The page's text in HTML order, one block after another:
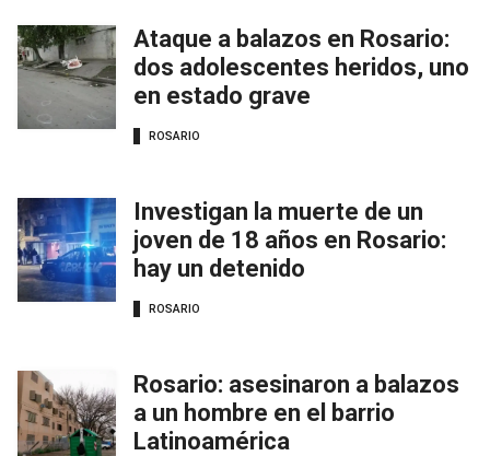
Ataque a balazos en Rosario:
dos adolescentes heridos, uno
en estado grave
ROSARIO
Investigan la muerte de un
joven de 18 años en Rosario:
hay un detenido
ROSARIO
Rosario: asesinaron a balazos
a un hombre en el barrio
Latinoamérica